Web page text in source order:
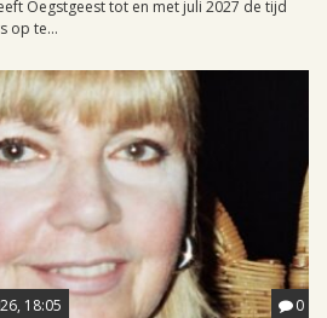
Oegstgeest tot en met juli 2027 de tijd
op te...
18:05 0